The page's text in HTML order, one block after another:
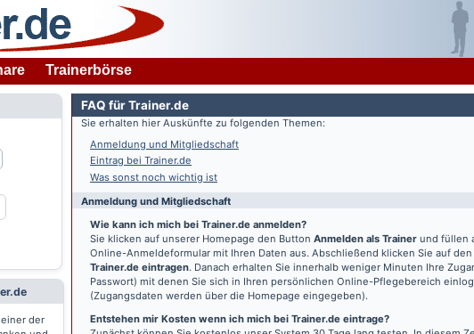
Trainerbörse
der
FAQ für Trainer.de
Sie erhalten hier Auskünfte zu folgenden Themen:
Anmeldung und Mitgliedschaft
Eintrag bei Trainer.de
Was sonst noch wichtig ist
Anmeldung und Mitgliedschaft
Wie kann ich mich bei Trainer.de anmelden?
Sie klicken auf unserer Homepage den Button Anmelden als Trainer und füllen
Online-Anmeldeformular mit Ihren Daten aus. Abschließend klicken Sie auf
Trainer.de eintragen. Danach erhalten Sie innerhalb weniger Minuten Ihre
Passwort) mit denen Sie sich in Ihren persönlichen Online-Pflegebereich
(Zugangsdaten werden über die Homepage eingegeben).
Entstehen mir Kosten wenn ich mich bei Trainer.de eintrage?